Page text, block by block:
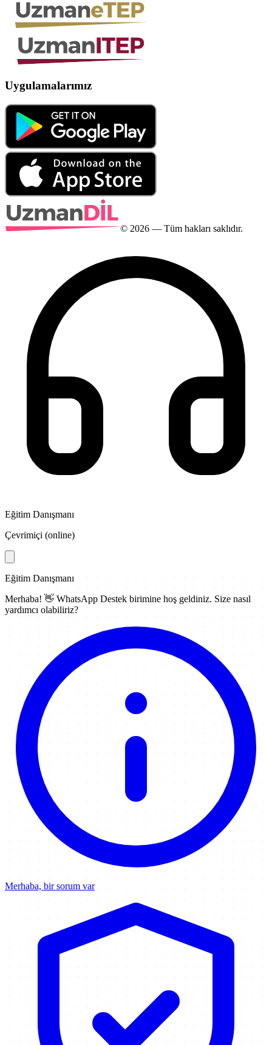
Uygulamalarımız
© 2026 — Tüm hakları saklıdır.
Eğitim Danışmanı
Çevrimiçi (online)
Eğitim Danışmanı
Merhaba! 👋 WhatsApp Destek birimine hoş geldiniz. Size nasıl
yardımcı olabiliriz?
Merhaba, bir sorum var